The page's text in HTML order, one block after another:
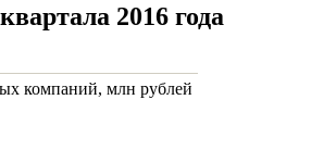
2016 года
компаний, млн рублей